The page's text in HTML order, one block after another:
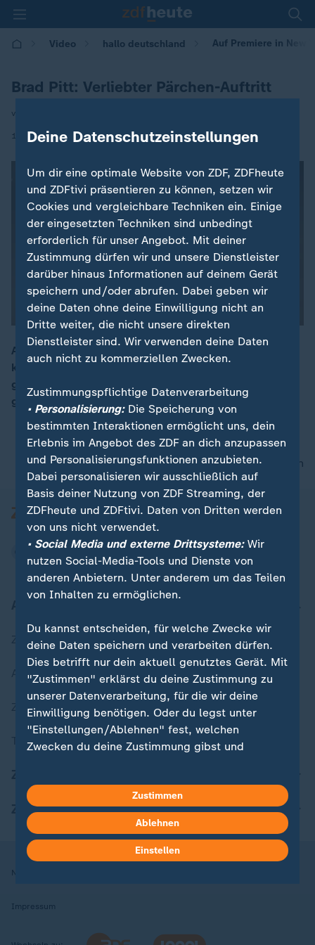
Video hallo deutschland Auf Premiere in New
Brad Pitt: Verliebter Pärchen-Auftritt
von Caroline Hermann
17.06.2025 | 17:10
Auf der Premiere seines neuen Films "F1" in New York,
können Fans von Brad Pitt einen seltenen Anblick
genießen: Der Schauspieler präsentiert sich
gemeinsam mit seiner Freundin Ines de Ramon.
nach oben
Zuletzt veröffentlicht
Aktuelle Sendungs-Videos
ZDFheute Stories
Themen im Überblick
ZDFheute Apps
Nutzungsbedingungen
Impressum
Deine Datenschutzeinstellungen
Um dir eine optimale Website von ZDF, ZDFheute
und ZDFtivi präsentieren zu können, setzen wir
Cookies und vergleichbare Techniken ein. Einige
der eingesetzten Techniken sind unbedingt
erforderlich für unser Angebot. Mit deiner
Zustimmung dürfen wir und unsere Dienstleister
darüber hinaus Informationen auf deinem Gerät
speichern und/oder abrufen. Dabei geben wir
deine Daten ohne deine Einwilligung nicht an
Dritte weiter, die nicht unsere direkten
Dienstleister sind. Wir verwenden deine Daten
auch nicht zu kommerziellen Zwecken.
Zustimmungspflichtige Datenverarbeitung
• Personalisierung:Die Speicherung von
bestimmten Interaktionen ermöglicht uns, dein
Erlebnis im Angebot des ZDF an dich anzupassen
und Personalisierungsfunktionen anzubieten.
Dabei personalisieren wir ausschließlich auf
Basis deiner Nutzung von ZDF Streaming, der
ZDFheute und ZDFtivi. Daten von Dritten werden
von uns nicht verwendet.
• Social Media und externe Drittsysteme:Wir
nutzen Social-Media-Tools und Dienste von
anderen Anbietern. Unter anderem um das Teilen
von Inhalten zu ermöglichen.
Du kannst entscheiden, für welche Zwecke wir
deine Daten speichern und verarbeiten dürfen.
Dies betrifft nur dein aktuell genutztes Gerät. Mit
"Zustimmen" erklärst du deine Zustimmung zu
unserer Datenverarbeitung, für die wir deine
Einwilligung benötigen. Oder du legst unter
"Einstellungen/Ablehnen" fest, welchen
Zwecken du deine Zustimmung gibst und
in deinen Einstellungen widerrufen oder ändern.
Hier findest du das Impressum.
Weitere Informationen findest du in unserer
Datenschutzerklärung.
Zustimmen
Ablehnen
Einstellen